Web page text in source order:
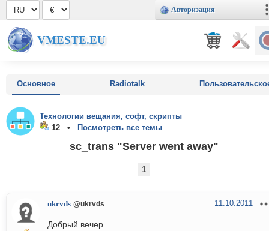
Авторизация
VMESTE.EU
Основное Radiotalk
Технологии вещания, софт, скрипты
12 •
Посмотреть все темы
sc_trans "Server went away"
1
ukrvds @ukrvds 11.10.2011
Добрый вечер.